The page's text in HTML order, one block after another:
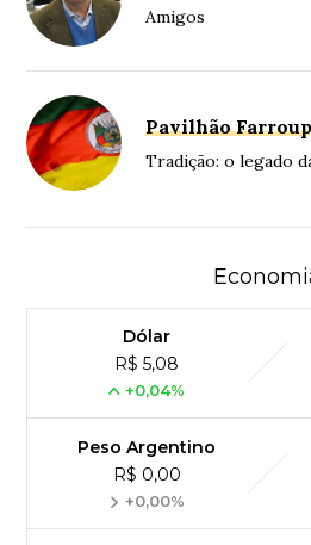
Amigos
Pavilhão
Tradição: o legado
Dólar
R$ 5,08
+0,04%
Peso Argentino
R$ 0,00
+0,00%